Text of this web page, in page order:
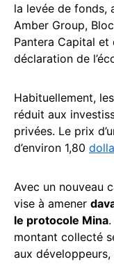
la levée de fonds,
Amber Group,
Pantera Capital et
déclaration de
Habituellement,
réduit aux
privées. Le prix
d’environ 1,80
Avec un nouveau
vise à amener
le protocole Mina
montant collecté
aux